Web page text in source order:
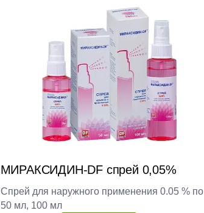
МИРАКСИДИН-DF спрей 0,05%
Спрей для наружного применения 0.05 % по
50 мл, 100 мл